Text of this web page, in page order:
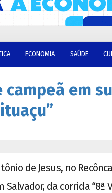
ECONOMIA SAÚDE
campeã em
de Jesus, no
da corrida “8ª